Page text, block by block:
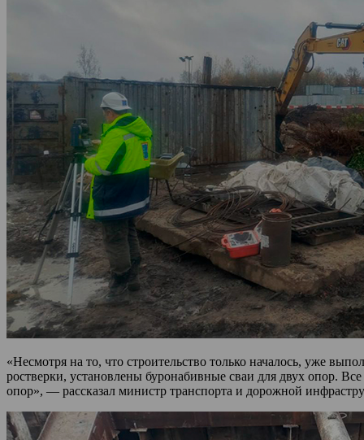
«Несмотря на то, что строительство только началось, уже
ростверки, установлены буронабивные сваи для двух опор.
опор», — рассказал министр транспорта и дорожной